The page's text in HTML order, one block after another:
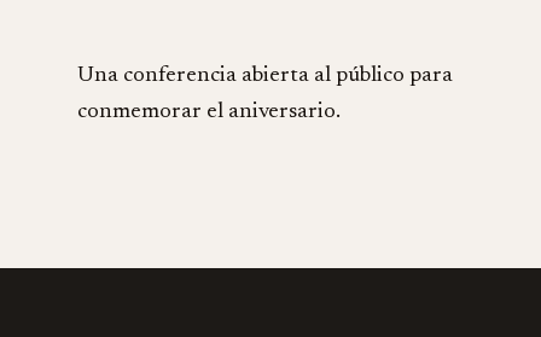
Una conferencia abierta al público para
conmemorar el aniversario.